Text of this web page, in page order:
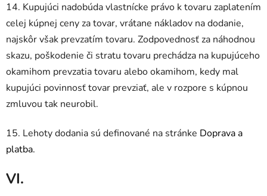
14. Kupujúci nadobúda vlastnícke právo k tovaru zaplatením
celej kúpnej ceny za tovar, vrátane nákladov na dodanie,
najskôr však prevzatím tovaru. Zodpovednosť za náhodnou
skazu, poškodenie či stratu tovaru prechádza na kupujúceho
okamihom prevzatia tovaru alebo okamihom, kedy mal
kupujúci povinnosť tovar prevziať, ale v rozpore s kúpnou
zmluvou tak neurobil.
15. Lehoty dodania sú definované na stránke Doprava a
platba.
VI.